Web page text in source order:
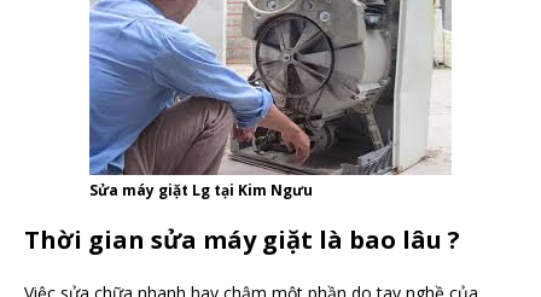
Sửa máy giặt Lg tại Kim Ngưu
Thời gian sửa máy giặt là bao lâu ?